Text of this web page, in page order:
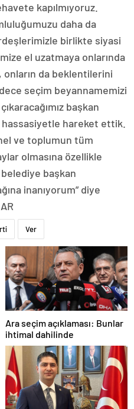
kapılmıyoruz.
daha da
birlikte siyasi
el uzatmaya onlarında
da beklentilerini
seçim beyannamemizi
başkan
hassasiyetle hareket ettik.
ve toplumun tüm
olmasına özellikle
başkan
inanıyorum” diye
Ver
Ara seçim açıklaması: Bunlar
ihtimal dahilinde